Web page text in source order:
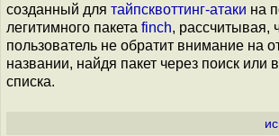
созданный для тайпсквоттинг-атаки на
легитимного пакета finch, рассчитывая,
пользователь не обратит внимание на
названии, найдя пакет через поиск или
списка.